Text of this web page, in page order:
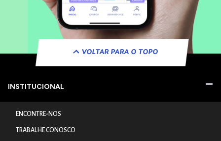
VOLTAR PARA O TOPO
INSTITUCIONAL
ENCONTRE-NOS
TRABALHE CONOSCO